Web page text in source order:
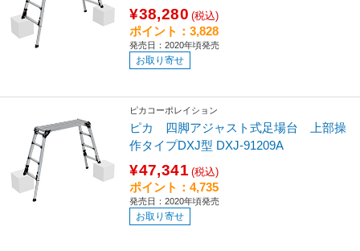
¥38,280 (税込)
ポイント：3,828
発売日：2020年頃発売
お取り寄せ
ピカコーポレイション
ピカ 四脚アジャスト式足場台 上部操
作タイプDXJ型 DXJ-91209A
¥47,341 (税込)
ポイント：4,735
発売日：2020年頃発売
お取り寄せ